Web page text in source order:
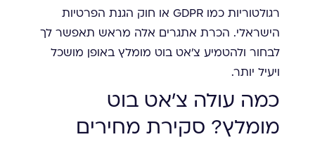
רגולטוריות כמו GDPR או חוק הגנת הפרטיות
הישראלי. הכרת אתגרים אלה מראש תאפשר לך
לבחור ולהטמיע צ'אט בוט מומלץ באופן מושכל
ויעיל יותר.
כמה עולה צ'אט בוט
מומלץ? סקירת מחירים